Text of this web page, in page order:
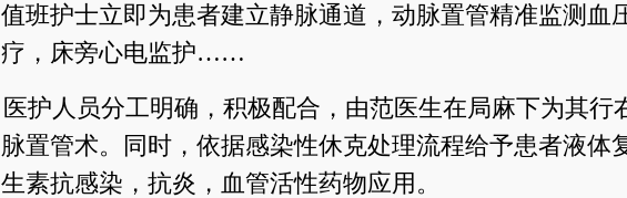
值班护士立即为患者建立静脉通道，动脉置管精准监测血
疗，床旁心电监护……
医护人员分工明确，积极配合，由范医生在局麻下为其行
脉置管术。同时，依据感染性休克处理流程给予患者液体
生素抗感染，抗炎，血管活性药物应用。